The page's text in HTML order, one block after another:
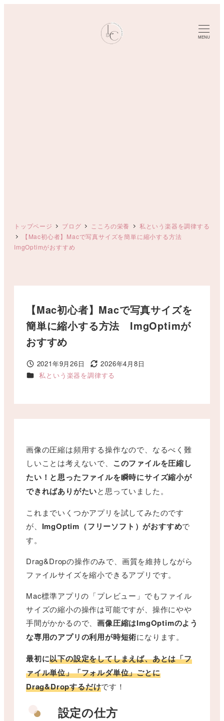
MENU
トップページ ブログ こころの栄養
私という楽器を調律する
【Mac初心者】Macで写真サイズを簡単に縮小する方法
ImgOptimがおすすめ
【Mac初心者】Macで写真サイズを
簡単に縮小する方法 ImgOptimが
おすすめ
投稿日
2021年9月26日
更新日
2026年4月8日
カテゴリー
私という楽器を調律する
画像の圧縮は頻用する操作なので、なるべく難
しいことは考えないで、 このファイルを圧縮し
たい！と思ったファイルを瞬時にサイズ縮小が
できればありがたいと思っていました。
これまでいくつかアプリを試してみたのです
が、 ImgOptim（フリーソフト）がおすすめで
す。
Drag&Dropの操作のみで、画質を維持しながら
ファイルサイズを縮小できるアプリです。
Mac標準アプリの「プレビュー」でもファイル
サイズの縮小の操作は可能ですが、操作にやや
手間がかかるので、画像圧縮はImgOptimのよう
な専用のアプリの利用が時短術になります。
最初に以下の設定をしてしまえば、あとは「フ
ァイル単位」「フォルダ単位」ごとに
Drag&Dropするだけです！
設定の仕方